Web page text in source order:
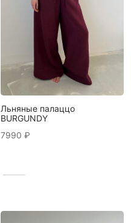
Льняные палаццо
BURGUNDY
7990 ₽